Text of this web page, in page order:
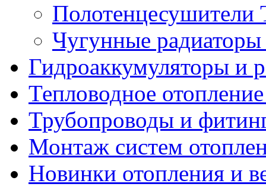
Чугунные
Гидроаккумуляторы и
Тепловодное
Трубопроводы и
Монтаж систем
Новинки отопления и